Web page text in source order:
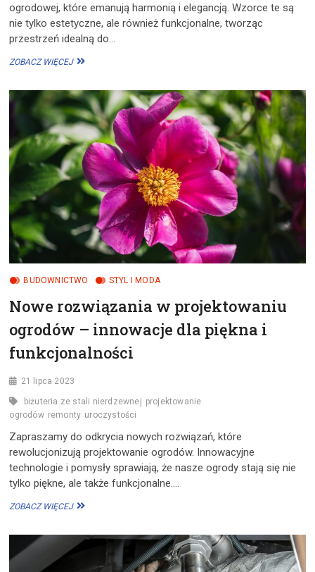
ogrodowej, które emanują harmonią i elegancją. Wzorce te są
nie tylko estetyczne, ale również funkcjonalne, tworząc
przestrzeń idealną do…
ZOBACZ WIĘCEJKLASYCZNE
ARCHITEKTURZE
OGRODOWEJ
–
HARMONIA
I
ELEGANCJA
BUDOWNICTWO STYL I MODA
Nowe rozwiązania w projektowaniu
ogrodów – innowacje dla piękna i
funkcjonalności
21 lipca 2023
biżuteria ze stali nierdzewnej projektowanie
ogrodów remonty uroczystości
Zapraszamy do odkrycia nowych rozwiązań, które
rewolucjonizują projektowanie ogrodów. Innowacyjne
technologie i pomysły sprawiają, że nasze ogrody stają się nie
tylko piękne, ale także funkcjonalne.…
ZOBACZ WIĘCEJNOWE
PROJEKTOWANIU
OGRODÓW